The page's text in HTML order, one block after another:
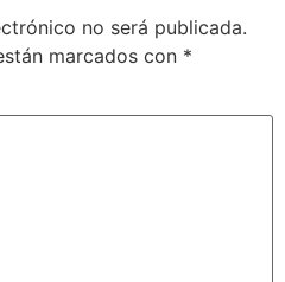
no será publicada.
marcados con *